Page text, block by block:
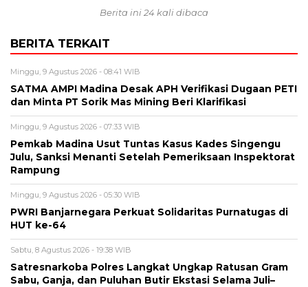
Berita ini 24 kali dibaca
BERITA TERKAIT
Minggu, 9 Agustus 2026 - 08:41 WIB
SATMA AMPI Madina Desak APH Verifikasi Dugaan PETI
dan Minta PT Sorik Mas Mining Beri Klarifikasi
Minggu, 9 Agustus 2026 - 07:33 WIB
Pemkab Madina Usut Tuntas Kasus Kades Singengu
Julu, Sanksi Menanti Setelah Pemeriksaan Inspektorat
Rampung
Minggu, 9 Agustus 2026 - 05:30 WIB
PWRI Banjarnegara Perkuat Solidaritas Purnatugas di
HUT ke-64
Sabtu, 8 Agustus 2026 - 19:38 WIB
Satresnarkoba Polres Langkat Ungkap Ratusan Gram
Sabu, Ganja, dan Puluhan Butir Ekstasi Selama Juli–